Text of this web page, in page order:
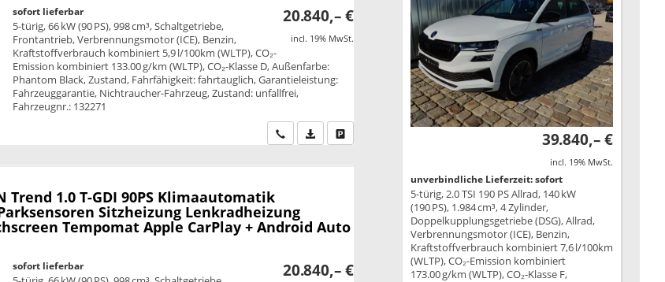
20.840,– €
incl. 19% MwSt.
sofort lieferbar
5-türig, 66 kW (90 PS), 998 cm³, Schaltgetriebe,
Frontantrieb, Verbrennungsmotor (ICE), Benzin,
Kraftstoffverbrauch kombiniert 5,9 l/100km (WLTP), CO₂-
Emission kombiniert 133.00 g/km (WLTP), CO₂-Klasse D, Außenfarbe:
Phantom Black, Zustand, Fahrfähigkeit: fahrtauglich, Garantieleistung:
Fahrzeuggarantie, Nichtraucher-Fahrzeug, Zustand: unfallfrei,
Fahrzeugnr.: 132271
Wir rufen Sie anPDF-Datei, Fahrzeugexposé drucken
Trend 1.0 T-GDI 90PS Klimaautomatik
Sitzheizung Lenkradheizung
Tempomat Apple CarPlay + Android Auto
20.840,– €
sofort lieferbar
39.840,– €
incl. 19% MwSt.
unverbindliche Lieferzeit: sofort
5-türig, 2.0 TSI 190 PS Allrad, 140 kW
(190 PS), 1.984 cm³, 4 Zylinder,
Doppelkupplungsgetriebe (DSG), Allrad,
Verbrennungsmotor (ICE), Benzin,
Kraftstoffverbrauch kombiniert 7,6 l/100km
(WLTP), CO₂-Emission kombiniert
173.00 g/km (WLTP), CO₂-Klasse F,